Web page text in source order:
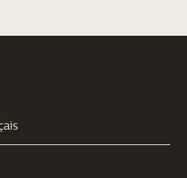
réseau Wi-Fi
avec le compte
fonctions d'Amazon